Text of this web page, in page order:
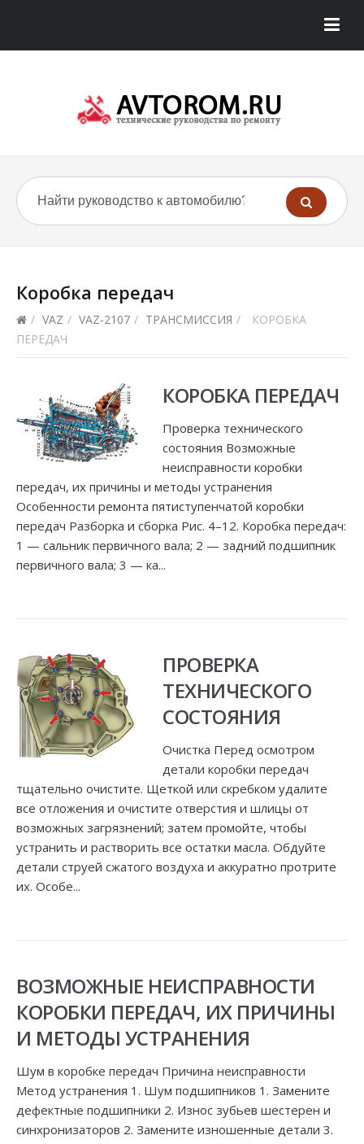
Коробка передач
/ VAZ / VAZ-2107 / ТРАНСМИССИЯ /
КОРОБКА
ПЕРЕДАЧ
КОРОБКА ПЕРЕДАЧ
Проверка технического
состояния Возможные
неисправности коробки
передач, их причины и методы устранения
Особенности ремонта пятиступенчатой коробки
передач Разборка и сборка Рис. 4–12. Коробка передач:
1 — сальник первичного вала; 2 — задний подшипник
первичного вала; 3 — ка...
ПРОВЕРКА
ТЕХНИЧЕСКОГО
СОСТОЯНИЯ
Очистка Перед осмотром
детали коробки передач
тщательно очистите. Щеткой или скребком удалите
все отложения и очистите отверстия и шлицы от
возможных загрязнений; затем промойте, чтобы
устранить и растворить все остатки масла. Обдуйте
детали струей сжатого воздуха и аккуратно протрите
их. Особе...
ВОЗМОЖНЫЕ НЕИСПРАВНОСТИ
КОРОБКИ ПЕРЕДАЧ, ИХ ПРИЧИНЫ
И МЕТОДЫ УСТРАНЕНИЯ
Шум в коробке передач Причина неисправности
Метод устранения 1. Шум подшипников 1. Замените
дефектные подшипники 2. Износ зубьев шестерен и
синхронизаторов 2. Замените изношенные детали 3.